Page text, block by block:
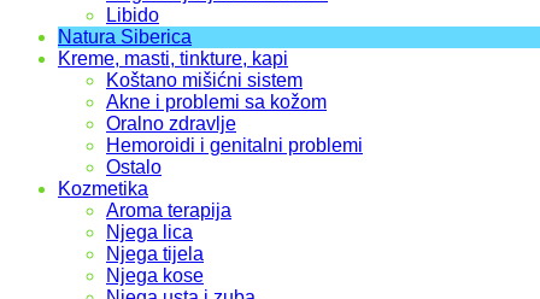
Libido
Natura Siberica
Kreme, masti, tinkture, kapi
Koštano mišićni sistem
Akne i problemi sa kožom
Oralno zdravlje
Hemoroidi i genitalni problemi
Ostalo
Kozmetika
Aroma terapija
Njega lica
Njega tijela
Njega kose